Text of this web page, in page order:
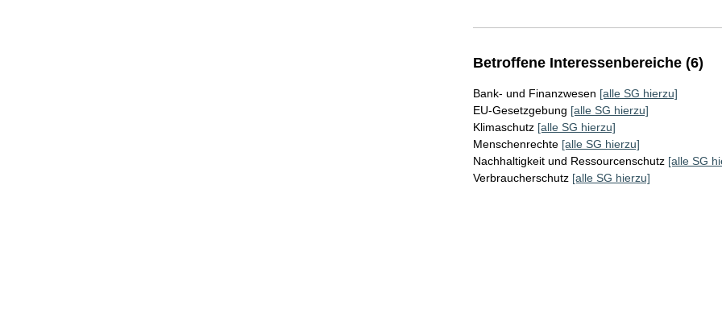
Betroffene Interessenbereiche (6)
Bank- und Finanzwesen [alle SG hierzu]
EU-Gesetzgebung [alle SG hierzu]
Klimaschutz [alle SG hierzu]
Menschenrechte [alle SG hierzu]
Nachhaltigkeit und Ressourcenschutz [alle SG
Verbraucherschutz [alle SG hierzu]